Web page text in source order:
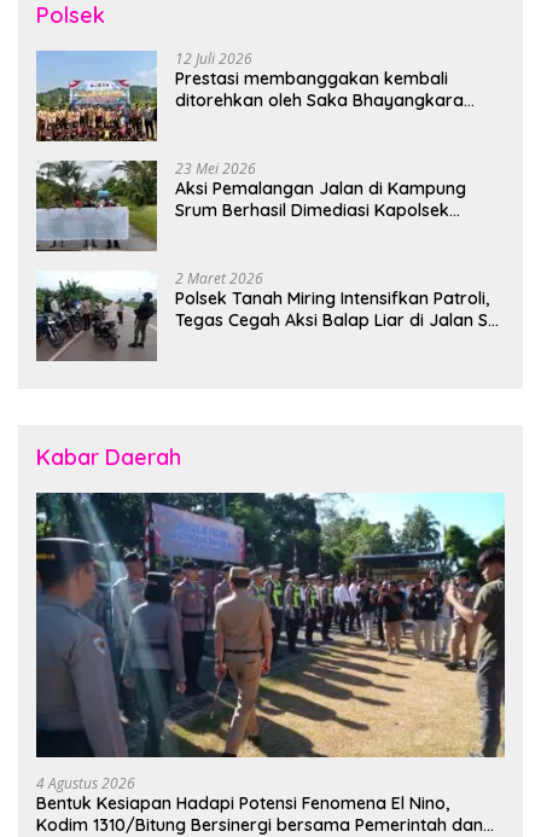
Polsek
12 Juli 2026
Prestasi membanggakan kembali
ditorehkan oleh Saka Bhayangkara
23 Mei 2026
Aksi Pemalangan Jalan di Kampung
Srum Berhasil Dimediasi Kapolsek
2 Maret 2026
Polsek Tanah Miring Intensifkan Patroli,
Tegas Cegah Aksi Balap Liar di Jalan SP
Kabar Daerah
4 Agustus 2026
Bentuk Kesiapan Hadapi Potensi Fenomena El Nino,
Kodim 1310/Bitung Bersinergi bersama Pemerintah dan